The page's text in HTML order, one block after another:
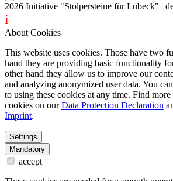
2026 Initiative "Stolpersteine für Lübeck" |
i
About Cookies
This website uses cookies. Those have two
hand they are providing basic functionality
other hand they allow us to improve our
and analyzing anonymized user data. You
to using these cookies at any time. Find
cookies on ourData Protection Declaration
Imprint.
Settings
Mandatory
accept